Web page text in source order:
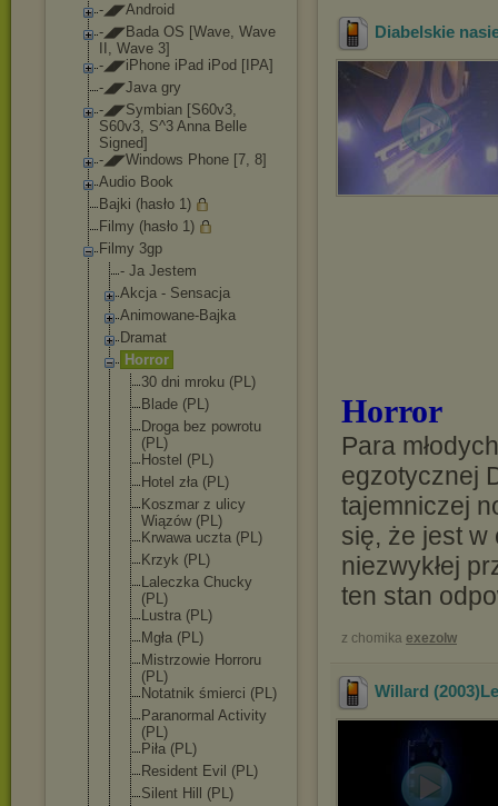
-◢◤Android
-◢◤Bada OS [Wave, Wave
II, Wave 3]
-◢◤iPhone iPad iPod [IPA]
-◢◤Java gry
-◢◤Symbian [S60v3,
S60v3, S^3 Anna Belle
Signed]
-◢◤Windows Phone [7, 8]
Audio Book
Bajki (hasło 1)
Filmy (hasło 1)
Filmy 3gp
- Ja Jestem
Akcja - Sensacja
Animowane-Bajka
Dramat
Horror
30 dni mroku (PL)
Blade (PL)
Droga bez powrotu
(PL)
Hostel (PL)
Hotel zła (PL)
Koszmar z ulicy
Wiązów (PL)
Krwawa uczta (PL)
Krzyk (PL)
Laleczka Chucky
(PL)
Lustra (PL)
Mgła (PL)
Mistrzowie Horroru
(PL)
Notatnik śmierci (PL)
Paranormal Activity
(PL)
Piła (PL)
Resident Evil (PL)
Silent Hill (PL)
Diabelskie
Horror
Para
egzotycznej
tajemniczej
się, że jest w
niezwykłej
ten stan
z chomika exezolw
Willard